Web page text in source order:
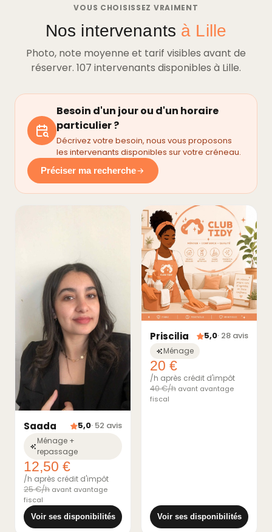
VOUS CHOISISSEZ VRAIMENT
Nos intervenants à Lille
Photo, note moyenne et tarif visibles avant de
réserver. 107 intervenants disponibles à Lille.
Besoin d'un jour ou d'un horaire
particulier ?
Décrivez votre besoin, nous vous proposons
les intervenants disponibles sur votre créneau.
Préciser ma recherche
Saada 5,0· 52 avis
Ménage +
repassage
12,50 €
/h après crédit d'impôt
25 €/h avant avantage
fiscal
Voir ses disponibilités
Priscilia 5,0· 28 avis
Ménage
20 €
/h après crédit d'impôt
40 €/h avant avantage
fiscal
Voir ses disponibilités